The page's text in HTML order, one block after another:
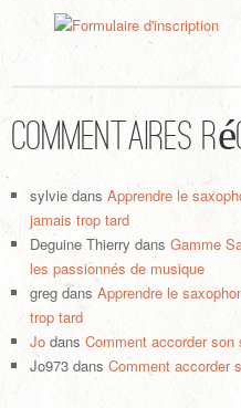
Commentaires
sylviedans Apprendre le
jamais trop tard
Deguine Thierry dans Gamme
les passionnés de musique
gregdans Apprendre le
trop tard
Jodans Comment accorder son
Jo973dans Comment accorder